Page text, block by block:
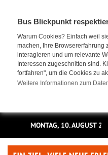
Bus Blickpunkt
Warum Cookies? Einfach weil
machen, Ihre Browsererfahrung
interagieren und um relevante
Interessen zugeschnitten sind.
fortfahren", um die Cookies zu
Weitere Informationen zum
MONTAG, 10. AUGUST